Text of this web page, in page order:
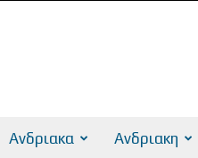
Ανδριακα Ανδριακη